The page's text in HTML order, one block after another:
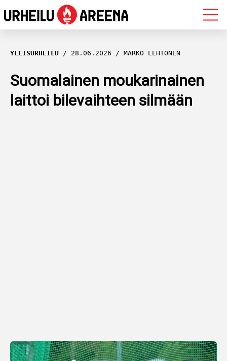
OLYMPIALAISET
MAASTOHIIHTO
AMPUMAHIIHTO
YLEISURHEILU 28.06.2026 MARKO LEHTONEN
Suomalainen moukarinainen
laittoi bilevaihteen silmään